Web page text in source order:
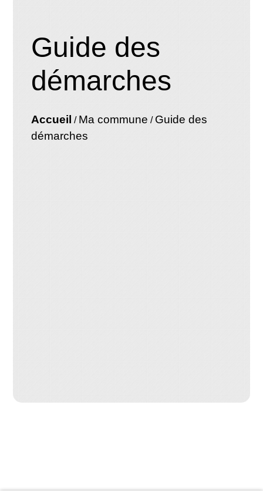
Guide des
démarches
Accueil / Ma commune / Guide des
démarches